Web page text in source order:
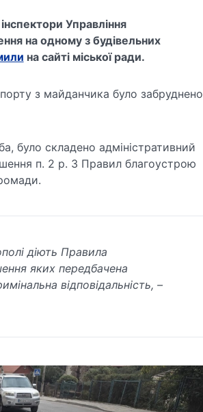
Управління
на одному з будівельних
на сайті міської ради.
з майданчика було забруднено
було складено адміністративний
п. 2 р. 3 Правил благоустрою
діють Правила
яких передбачена
відповідальність, –